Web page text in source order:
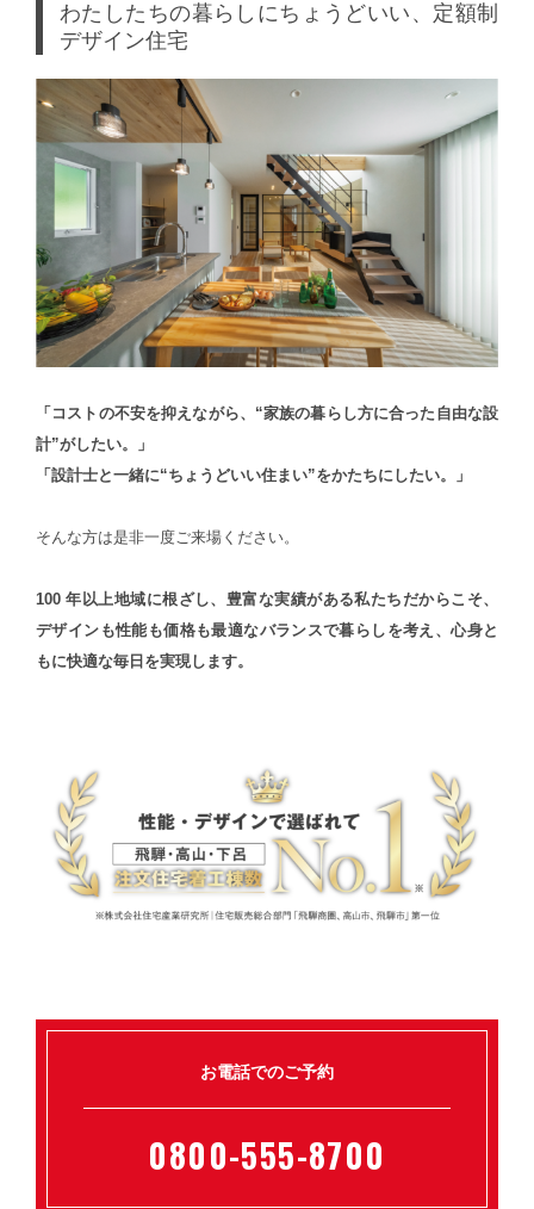
わたしたちの暮らしにちょうどいい、定額制
デザイン住宅
「コストの不安を抑えながら、“家族の暮らし方に合った自由な設
計”がしたい。」
「設計士と一緒に“ちょうどいい住まい”をかたちにしたい。」
そんな方は是非一度ご来場ください。
100 年以上地域に根ざし、豊富な実績がある私たちだからこそ、
デザインも性能も価格も最適なバランスで暮らしを考え、心身と
もに快適な毎日を実現します。
お電話でのご予約
0800-555-8700